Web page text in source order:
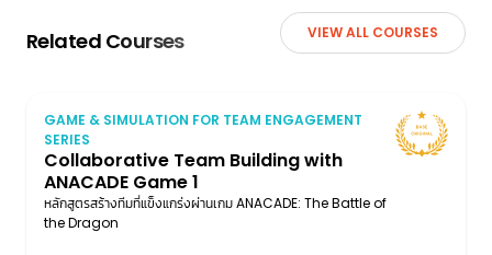
Related Courses VIEW ALL COURSES
GAME & SIMULATION FOR TEAM ENGAGEMENT
SERIES
Collaborative Team Building with
ANACADE Game 1
หลักสูตรสร้างทีมที่แข็งแกร่งผ่านเกม ANACADE: The Battle of
the Dragon